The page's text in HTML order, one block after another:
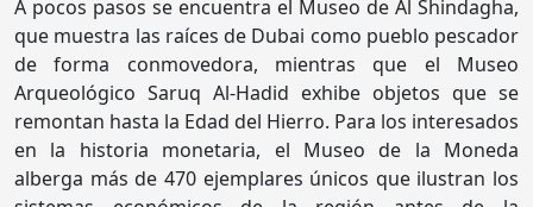
A pocos pasos se encuentra el Museo de Al Shindagha,
que muestra las raíces de Dubai como pueblo pescador
de forma conmovedora, mientras que el Museo
Arqueológico Saruq Al-Hadid exhibe objetos que se
remontan hasta la Edad del Hierro. Para los interesados
en la historia monetaria, el Museo de la Moneda
alberga más de 470 ejemplares únicos que ilustran los